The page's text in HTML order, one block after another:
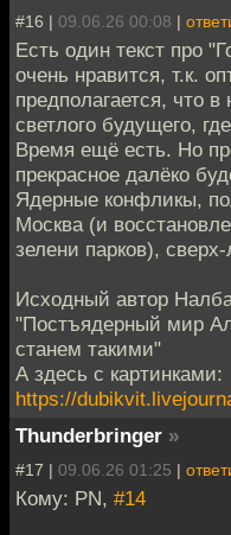
#16 | 09.06.26 00:08 |
Есть один текст про
очень нравится, т.к.
предполагается, что
светлого будущего,
Время ещё есть. Но
прекрасное далёко
Ядерные конфликы,
Москва (и
зелени парков),
Исходный автор
"Постъядерный мир
станем такими"
А здесь с картинками:
https://
Thunderbringer »
#17 | 09.06.26 01:25 |
Кому: PN, #14